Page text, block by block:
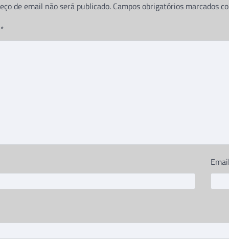
de email não será publicado. Campos obrigatórios marcados
*
Email